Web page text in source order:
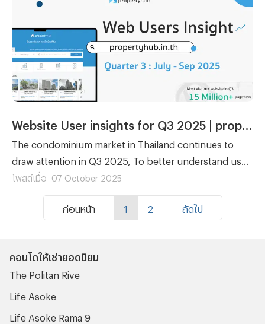
ขึ้น เป็นต้น ดังนั้นทีมงาน Propertyhub จึงได้จัดทำบทความ
สรุปข้อมูลสถิติการใช้งานเว็บไซต์ในช่วง ไตรมาสที่ 3
(กรกฎาคม – กันยายน 2568) ขึ้นมา โดยอ้างอิงข้อมูลจากระบบ
หลังบ้านและ Google Analytics
The condominium market in Thailand continues to
draw attention in Q3 2025, To better understand user
behavior, the propertyhub team analyzed web users
systems and Google Analytics. This article aims to
agent who wants to better understand current user
trends and interests.
โพสต์เมื่อ 07 October 2025
ก่อนหน้า 1 2 ถัดไป
คอนโดให้เช่ายอดนิยม
The Politan Rive
Life Asoke
Life Asoke Rama 9